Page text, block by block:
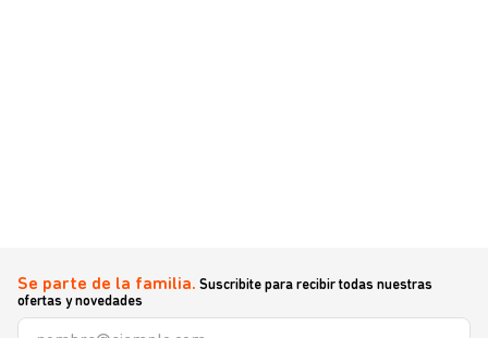
Se parte de la familia. Suscribite para recibir todas nuestras
ofertas y novedades